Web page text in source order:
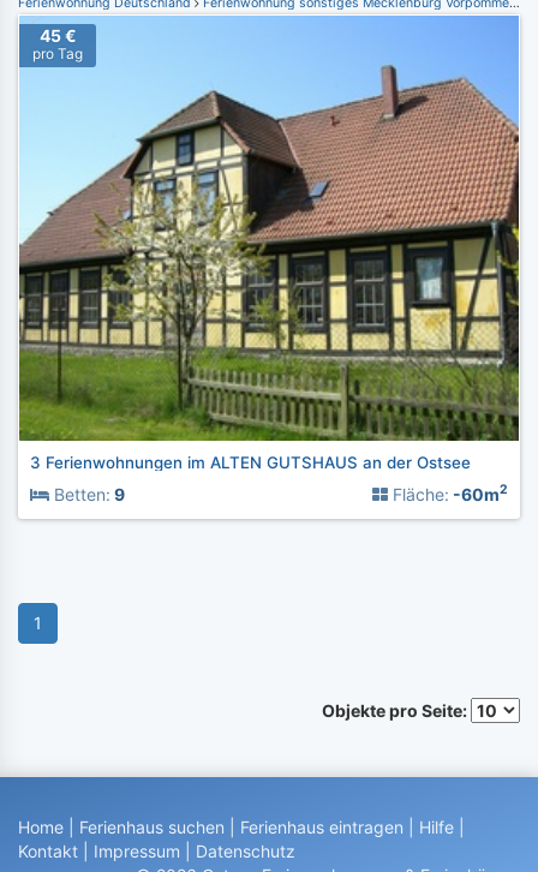
Ferienwohnung Deutschland Ferienwohnung sonstiges Mecklenburg Vorpommern
45 €
pro Tag
3 Ferienwohnungen im ALTEN GUTSHAUS an der Ostsee
Betten: 9 Fläche: -60m2
1
Objekte pro Seite:
Home Ferienhaus suchen Ferienhaus eintragen Hilfe
Kontakt
Impressum
Datenschutz